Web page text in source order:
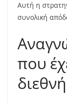
Αυτή η
συνολική
που